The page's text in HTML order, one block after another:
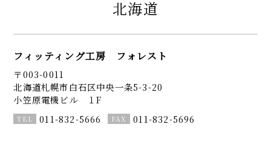
北海道
フィッティング工房 フォレスト
〒003-0011
北海道札幌市白石区中央一条5-3-20
小笠原電機ビル １F
011-832-5666
011-832-5696